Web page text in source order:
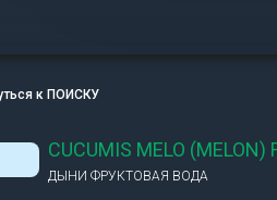
к ПОИСКУ
CUCUMIS MELO (MELON)
ДЫНИ ФРУКТОВАЯ ВОДА